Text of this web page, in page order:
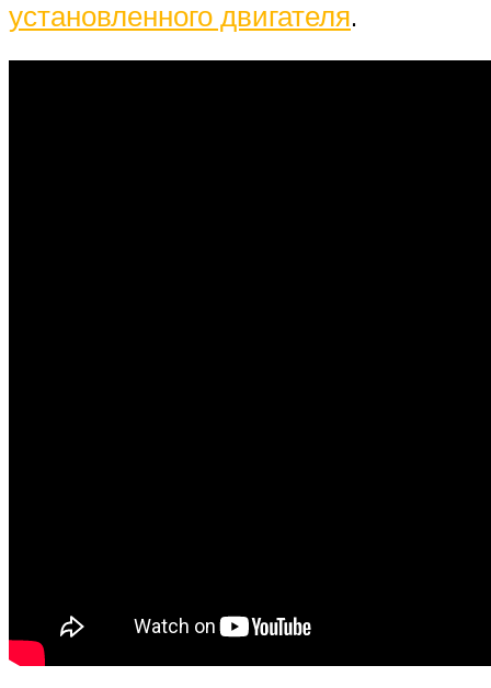
установленного двигателя.